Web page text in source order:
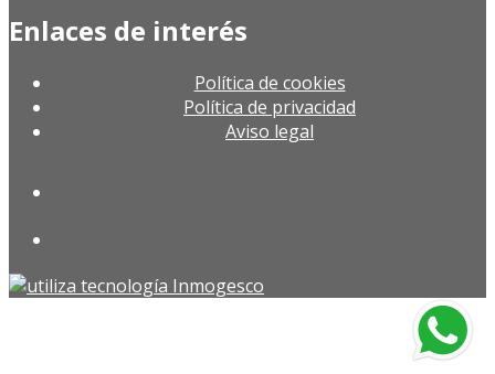
Enlaces de interés
Política de cookies
Política de privacidad
Aviso legal